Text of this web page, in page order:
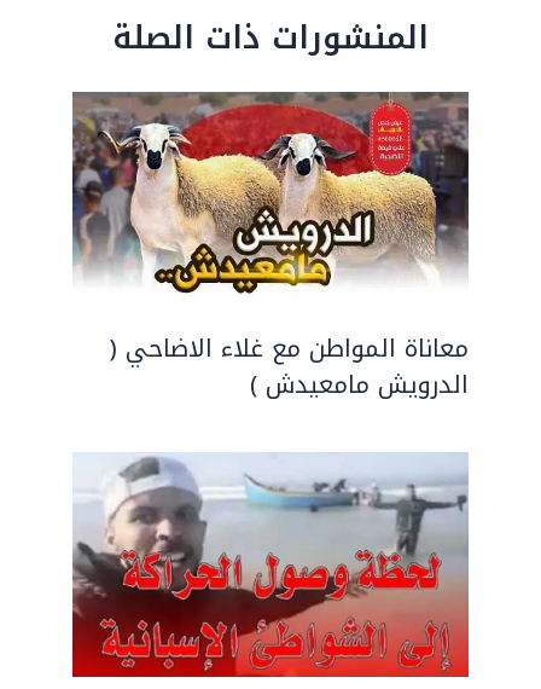
المنشورات ذات الصلة
معاناة المواطن مع غلاء الاضاحي (
الدرويش مامعيدش )